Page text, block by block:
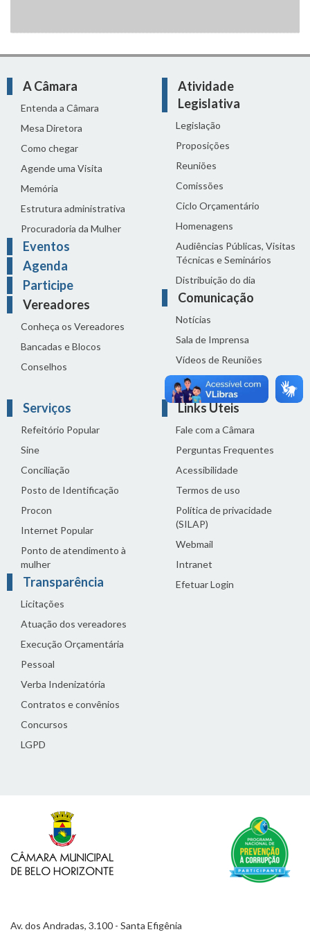
A Câmara
Entenda a Câmara
Mesa Diretora
Como chegar
Agende uma Visita
Memória
Estrutura administrativa
Procuradoria da Mulher
Eventos
Agenda
Participe
Vereadores
Conheça os Vereadores
Bancadas e Blocos
Conselhos
Atividade
Legislativa
Legislação
Proposições
Reuniões
Comissões
Ciclo Orçamentário
Homenagens
Audiências Públicas, Visitas
Técnicas e Seminários
Distribuição do dia
Comunicação
Notícias
Sala de Imprensa
Vídeos de Reuniões
Solenidades
Serviços
Refeitório Popular
Sine
Conciliação
Posto de Identificação
Procon
Internet Popular
Ponto de atendimento à
mulher
Transparência
Licitações
Atuação dos vereadores
Execução Orçamentária
Pessoal
Verba Indenizatória
Contratos e convênios
Concursos
LGPD
Links Úteis
Fale com a Câmara
Perguntas Frequentes
Acessibilidade
Termos de uso
Política de privacidade
(SILAP)
Webmail
Intranet
Efetuar Login
Av. dos Andradas, 3.100 - Santa Efigênia